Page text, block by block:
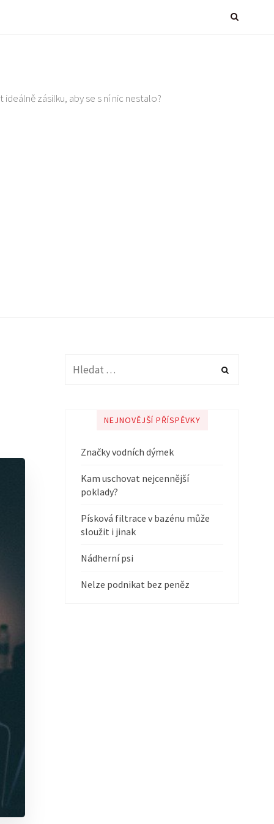
zásilku, aby se s ní nic nestalo?
NEJNOVĚJŠÍ PŘÍSPĚVKY
Značky vodních dýmek
Kam uschovat nejcennější
poklady?
Písková filtrace v bazénu může
sloužit i jinak
Nádherní psi
Nelze podnikat bez peněz